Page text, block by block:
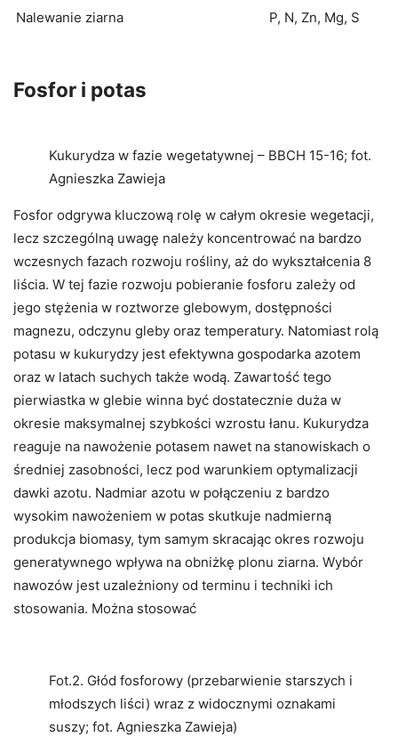
Nalewanie ziarna P, N, Zn, Mg, S
Fosfor i potas
Kukurydza w fazie wegetatywnej – BBCH 15-16; fot.
Agnieszka Zawieja
Fosfor odgrywa kluczową rolę w całym okresie wegetacji,
lecz szczególną uwagę należy koncentrować na bardzo
wczesnych fazach rozwoju rośliny, aż do wykształcenia 8
liścia. W tej fazie rozwoju pobieranie fosforu zależy od
jego stężenia w roztworze glebowym, dostępności
magnezu, odczynu gleby oraz temperatury. Natomiast rolą
potasu w kukurydzy jest efektywna gospodarka azotem
oraz w latach suchych także wodą. Zawartość tego
pierwiastka w glebie winna być dostatecznie duża w
okresie maksymalnej szybkości wzrostu łanu. Kukurydza
reaguje na nawożenie potasem nawet na stanowiskach o
średniej zasobności, lecz pod warunkiem optymalizacji
dawki azotu. Nadmiar azotu w połączeniu z bardzo
wysokim nawożeniem w potas skutkuje nadmierną
produkcja biomasy, tym samym skracając okres rozwoju
generatywnego wpływa na obniżkę plonu ziarna. Wybór
nawozów jest uzależniony od terminu i techniki ich
stosowania. Można stosować
Fot.2. Głód fosforowy (przebarwienie starszych i
młodszych liści) wraz z widocznymi oznakami
suszy; fot. Agnieszka Zawieja)